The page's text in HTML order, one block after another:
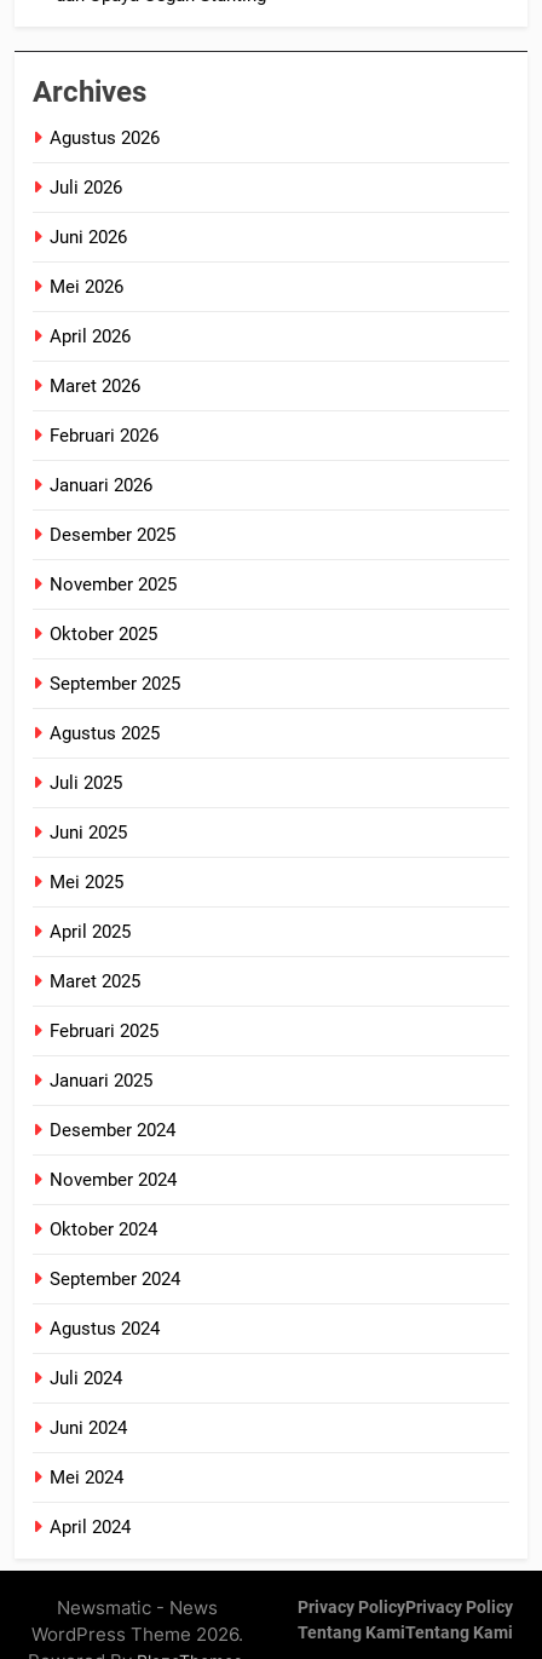
Archives
Agustus 2026
Juli 2026
Juni 2026
Mei 2026
April 2026
Maret 2026
Februari 2026
Januari 2026
Desember 2025
November 2025
Oktober 2025
September 2025
Agustus 2025
Juli 2025
Juni 2025
Mei 2025
April 2025
Maret 2025
Februari 2025
Januari 2025
Desember 2024
November 2024
Oktober 2024
September 2024
Agustus 2024
Juli 2024
Juni 2024
Mei 2024
April 2024
Newsmatic - News
WordPress Theme 2026.
Privacy PolicyPrivacy Policy
Tentang KamiTentang Kami